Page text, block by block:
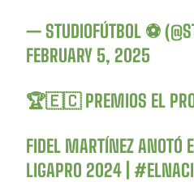
— STUDIOFÚTBOL ⚽
FEBRUARY 5, 2025
🏆🇪🇨 PREMIOS EL
FIDEL MARTÍNEZ ANOTÓ
LIGAPRO 2024 |